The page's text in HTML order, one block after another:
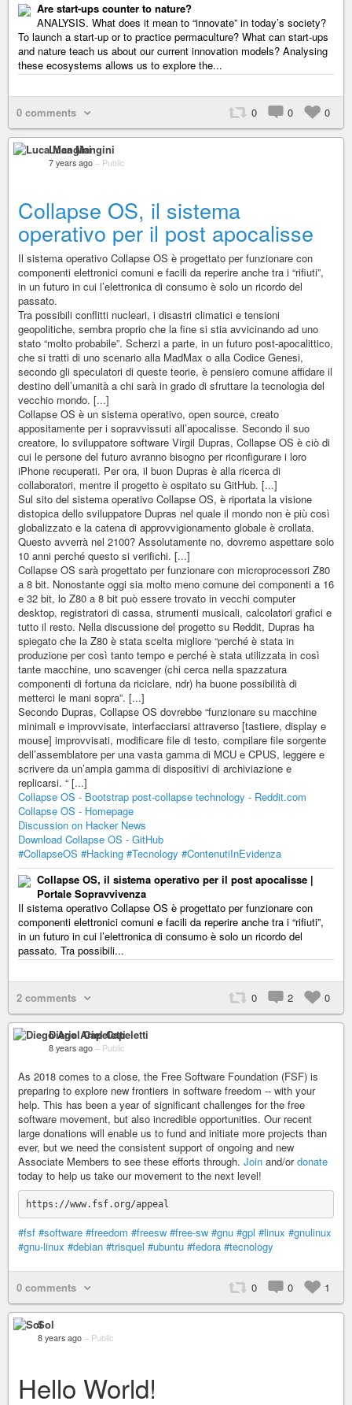
Are start-ups counter to nature?
ANALYSIS. What does it mean to “innovate” in today’s society?
To launch a start-up or to practice permaculture? What can start-ups
and nature teach us about our current innovation models? Analysing
these ecosystems allows us to explore the...
0 comments 0 0 0
Luca Mangini
7 years ago – Public
Collapse OS, il sistema
operativo per il post apocalisse
Il sistema operativo Collapse OS è progettato per funzionare con
componenti elettronici comuni e facili da reperire anche tra i “rifiuti”,
in un futuro in cui l’elettronica di consumo è solo un ricordo del
passato.
Tra possibili conflitti nucleari, i disastri climatici e tensioni
geopolitiche, sembra proprio che la fine si stia avvicinando ad uno
stato “molto probabile”. Scherzi a parte, in un futuro post-apocalittico,
che si tratti di uno scenario alla MadMax o alla Codice Genesi,
secondo gli speculatori di queste teorie, è pensiero comune affidare il
destino dell’umanità a chi sarà in grado di sfruttare la tecnologia del
vecchio mondo. [...]
Collapse OS è un sistema operativo, open source, creato
appositamente per i sopravvissuti all’apocalisse. Secondo il suo
creatore, lo sviluppatore software Virgil Dupras, Collapse OS è ciò di
cui le persone del futuro avranno bisogno per riconfigurare i loro
iPhone recuperati. Per ora, il buon Dupras è alla ricerca di
collaboratori, mentre il progetto è ospitato su GitHub. [...]
Sul sito del sistema operativo Collapse OS, è riportata la visione
distopica dello sviluppatore Dupras nel quale il mondo non è più così
globalizzato e la catena di approvvigionamento globale è crollata.
Questo avverrà nel 2100? Assolutamente no, dovremo aspettare solo
10 anni perché questo si verifichi. [...]
Collapse OS sarà progettato per funzionare con microprocessori Z80
a 8 bit. Nonostante oggi sia molto meno comune dei componenti a 16
e 32 bit, lo Z80 a 8 bit può essere trovato in vecchi computer
desktop, registratori di cassa, strumenti musicali, calcolatori grafici e
tutto il resto. Nella discussione del progetto su Reddit, Dupras ha
spiegato che la Z80 è stata scelta migliore “perché è stata in
produzione per così tanto tempo e perché è stata utilizzata in così
tante macchine, uno scavenger (chi cerca nella spazzatura
componenti di fortuna da riciclare, ndr) ha buone possibilità di
metterci le mani sopra”. [...]
Secondo Dupras, Collapse OS dovrebbe “funzionare su macchine
minimali e improvvisate, interfacciarsi attraverso [tastiere, display e
mouse] improvvisati, modificare file di testo, compilare file sorgente
dell’assemblatore per una vasta gamma di MCU e CPUS, leggere e
scrivere da un’ampia gamma di dispositivi di archiviazione e
replicarsi. “ [...]
Collapse OS - Bootstrap post-collapse technology - Reddit.com
Collapse OS - Homepage
Discussion on Hacker News
Download Collapse OS - GitHub
#CollapseOS #Hacking #Tecnology #ContenutiInEvidenza
Collapse OS, il sistema operativo per il post apocalisse |
Portale Sopravvivenza
Il sistema operativo Collapse OS è progettato per funzionare con
componenti elettronici comuni e facili da reperire anche tra i “rifiuti”,
in un futuro in cui l’elettronica di consumo è solo un ricordo del
passato. Tra possibili...
2 comments 0 2 0
Diego Ariel Capeletti
8 years ago – Public
As 2018 comes to a close, the Free Software Foundation (FSF) is
preparing to explore new frontiers in software freedom -- with your
help. This has been a year of significant challenges for the free
software movement, but also incredible opportunities. Our recent
large donations will enable us to fund and initiate more projects than
ever, but we need the consistent support of ongoing and new
Associate Members to see these efforts through. Join and/ordonate
today to help us take our movement to the next level!
#fsf #software #freedom #freesw #free-sw #gnu #gpl #linux #gnulinux
#gnu-linux #debian #trisquel #ubuntu #fedora #tecnology
0 comments 0 0 1
Sol
8 years ago – Public
Hello World!